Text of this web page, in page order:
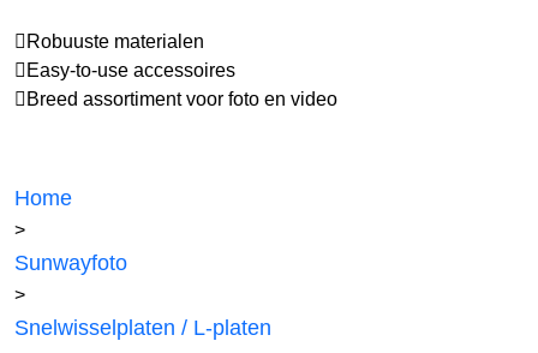
Robuuste materialen
Easy-to-use accessoires
Breed assortiment voor foto en video
Home
>
Sunwayfoto
>
Snelwisselplaten / L-platen